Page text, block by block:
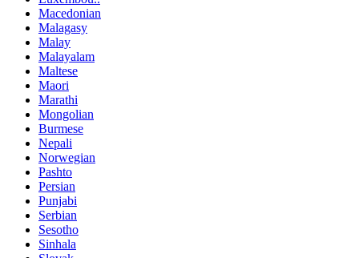
Macedonian
Malagasy
Malay
Malayalam
Maltese
Maori
Marathi
Mongolian
Burmese
Nepali
Norwegian
Pashto
Persian
Punjabi
Serbian
Sesotho
Sinhala